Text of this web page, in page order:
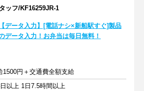
ッフ/KF16259JR-1
【データ入力】[電話ナシ×新船駅すぐ]製品
データ入力！お弁当は毎日無料！
1500円＋交通費全額支給
以上 1日7.5時間以上